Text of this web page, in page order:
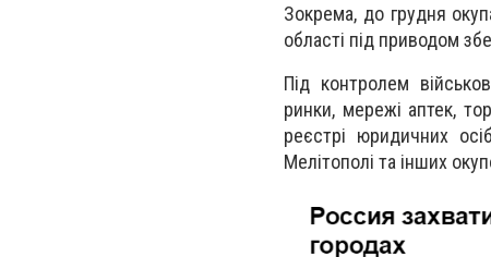
Зокрема, до грудня
області під приводом
Під контролем
ринки, мережі аптек,
реєстрі юридичних
Мелітополі та інших